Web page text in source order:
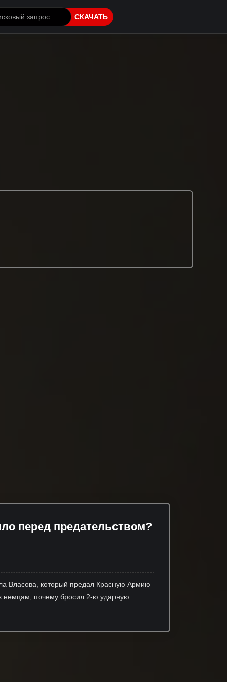
СКАЧАТЬ
перед предательством?
Власова, который предал Красную Армию
немцам, почему бросил 2-ю ударную